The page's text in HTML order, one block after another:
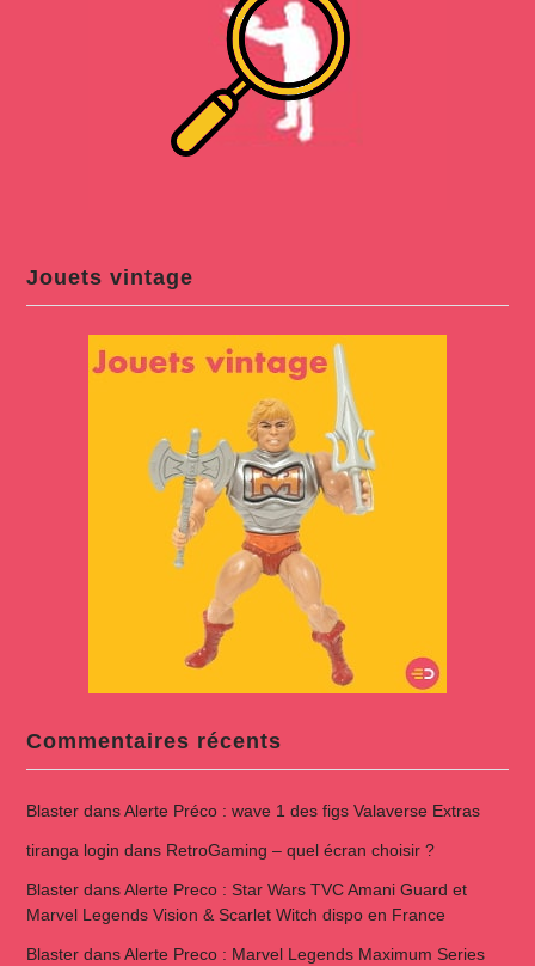
Jouets vintage
Commentaires récents
BlasterdansAlerte Préco : wave 1 des figs Valaverse Extras
tiranga login dans RetroGaming – quel écran choisir ?
BlasterdansAlerte Preco : Star Wars TVC Amani Guard et
Marvel Legends Vision & Scarlet Witch dispo en France
BlasterdansAlerte Preco : Marvel Legends Maximum Series